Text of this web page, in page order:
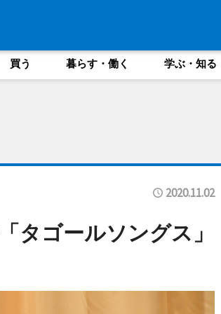
買う 暮らす・働く 学ぶ・知る
2020.11.02
タゴールソングス」